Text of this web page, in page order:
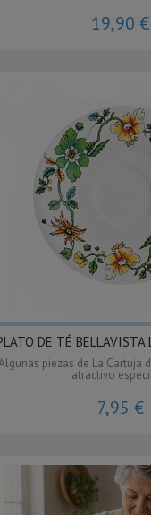
19,90 €
DE TÉ BELLAVISTA
piezas de La Cartuja
atractivo
7,95 €